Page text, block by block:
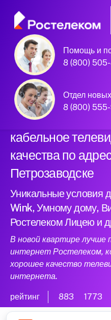
Помощь и
8 (800)
Отдел
8 (800)
партнер
Подключили
кабельное
качества по
Петрозаводске
Уникальные условия
Wink, Умному дому,
Ростелеком Лицею и
В новой квартире лучше
интернет Ростелеком,
хорошее качество
интернета.
рейтинг 883 1773